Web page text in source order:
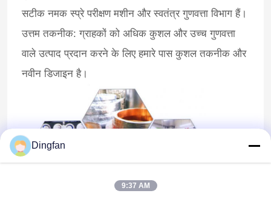
सटीक नमक स्प्रे परीक्षण मशीन और स्वतंत्र गुणवत्ता विभाग हैं।
उत्तम तकनीक: ग्राहकों को अधिक कुशल और उच्च गुणवत्ता
वाले उत्पाद प्रदान करने के लिए हमारे पास कुशल तकनीक और
नवीन डिजाइन है।
Dingfan
9:37 AM